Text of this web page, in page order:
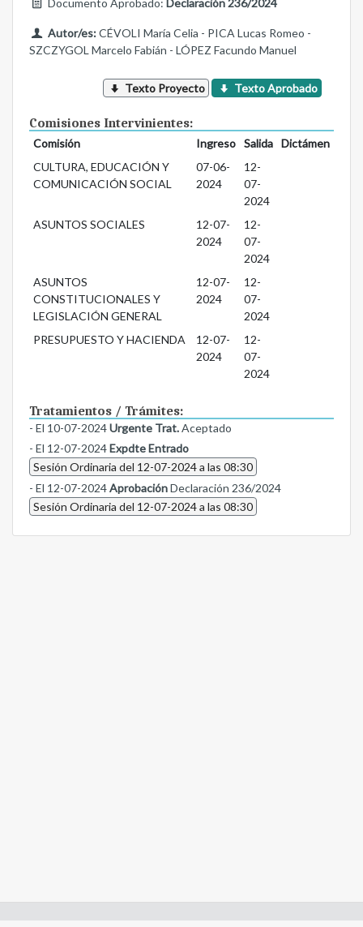
Documento Aprobado: Declaración 236/2024
Autor/es:CÉVOLI María Celia - PICA Lucas Romeo -
SZCZYGOL Marcelo Fabián - LÓPEZ Facundo Manuel
Texto Proyecto Texto Aprobado
Comisiones Intervinientes:
Comisión Ingreso Salida
Dictámen
CULTURA, EDUCACIÓN Y
COMUNICACIÓN SOCIAL
07-06-
2024
12-
07-
2024
ASUNTOS SOCIALES
12-07-
2024
12-
07-
2024
ASUNTOS
CONSTITUCIONALES Y
LEGISLACIÓN GENERAL
12-07-
2024
12-
07-
2024
PRESUPUESTO Y HACIENDA
12-07-
2024
12-
07-
2024
Tratamientos / Trámites:
- El 10-07-2024Urgente Trat.Aceptado
- El 12-07-2024Expdte Entrado
Sesión Ordinaria del 12-07-2024 a las 08:30
- El 12-07-2024AprobaciónDeclaración 236/2024
Sesión Ordinaria del 12-07-2024 a las 08:30